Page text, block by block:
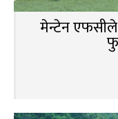
मेन्टेन एफसीले